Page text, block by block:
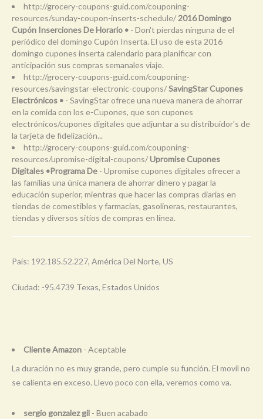
http://grocery-coupons-guid.com/couponing-
resources/sunday-coupon-inserts-schedule/ 2016 Domingo
Cupón Inserciones De Horario • - Don't pierdas ninguna de el
periódico del domingo Cupón Inserta. El uso de esta 2016
domingo cupones inserta calendario para planificar con
anticipación sus compras semanales viaje.
http://grocery-coupons-guid.com/couponing-
resources/savingstar-electronic-coupons/SavingStar Cupones
Electrónicos • - SavingStar ofrece una nueva manera de ahorrar
en la comida con los e-Cupones, que son cupones
electrónicos/cupones digitales que adjuntar a su distribuidor's de
la tarjeta de fidelización...
http://grocery-coupons-guid.com/couponing-
resources/upromise-digital-coupons/Upromise Cupones
Digitales •Programa De - Upromise cupones digitales ofrecer a
las familias una única manera de ahorrar dinero y pagar la
educación superior, mientras que hacer las compras diarias en
tiendas de comestibles y farmacias, gasolineras, restaurantes,
tiendas y diversos sitios de compras en línea.
País: 192.185.52.227, América Del Norte, US
Ciudad: -95.4739 Texas, Estados Unidos
Cliente Amazon - Aceptable
La duración no es muy grande, pero cumple su función. El movil no
se calienta en exceso. Llevo poco con ella, veremos como va.
sergio gonzalez gil - Buen acabado